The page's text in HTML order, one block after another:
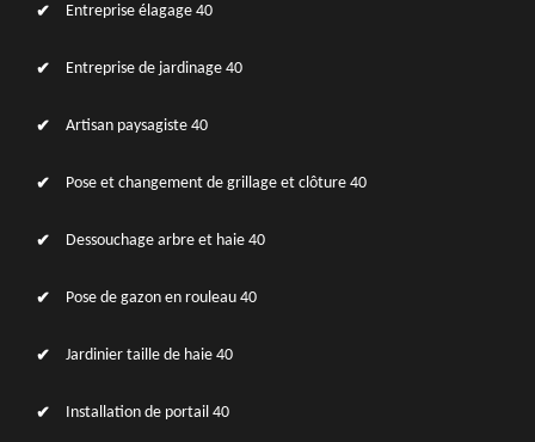
Entreprise élagage 40
Entreprise de jardinage 40
Artisan paysagiste 40
Pose et changement de grillage et clôture 40
Dessouchage arbre et haie 40
Pose de gazon en rouleau 40
Jardinier taille de haie 40
Installation de portail 40